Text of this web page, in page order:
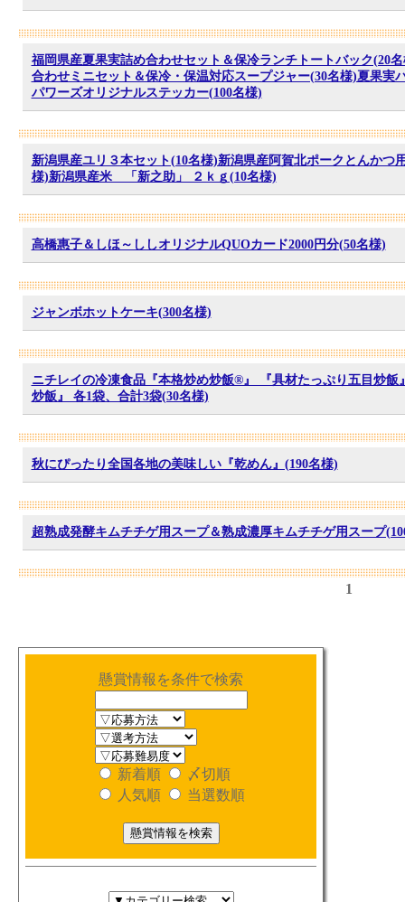
福岡県産夏果実詰め合わせセット＆保冷ランチトートバック(20
合わせミニセット＆保冷・保温対応スープジャー(30名様)夏果実
パワーズオリジナルステッカー(100名様)
新潟県産ユリ３本セット(10名様)新潟県産阿賀北ポークとんかつ
様)新潟県産米 「新之助」 ２ｋｇ(10名様)
高橋惠子＆しほ～ししオリジナルQUOカード2000円分(50名様)
ジャンボホットケーキ(300名様)
ニチレイの冷凍食品『本格炒め炒飯®』 『具材たっぷり五目炒飯
炒飯』 各1袋、合計3袋(30名様)
秋にぴったり全国各地の美味しい『乾めん』(190名様)
超熟成発酵キムチチゲ用スープ＆熟成濃厚キムチチゲ用スープ
1
懸賞情報を条件で検索
新着順
〆切順
人気順
当選数順